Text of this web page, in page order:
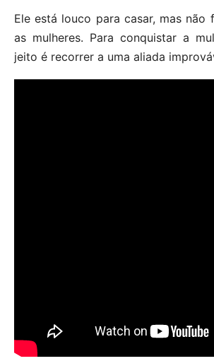
Ele está louco para casar, mas não
as mulheres. Para conquistar a
jeito é recorrer a uma aliada